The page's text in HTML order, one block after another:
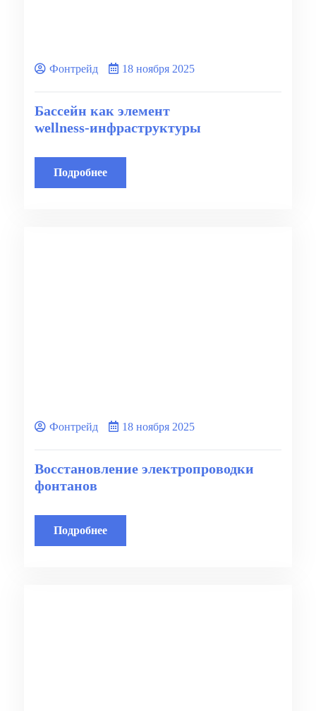
Фонтрейд 18 ноября 2025
Бассейн как элемент
wellness‑инфраструктуры
Подробнее
Фонтрейд 18 ноября 2025
Восстановление электропроводки
фонтанов
Подробнее